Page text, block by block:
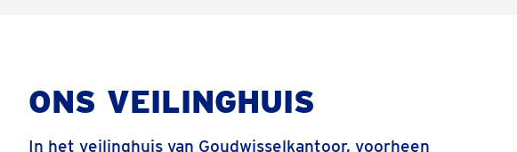
ONS VEILINGHUIS
In het veilinghuis van Goudwisselkantoor, voorheen